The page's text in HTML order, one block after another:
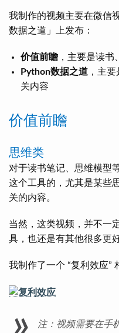
我制作的视频主要在微信
数据之道」上发布：
价值前瞻 ，主要是读
Python数据之道 ，主
关内容
价值前瞻
思维类
对于读书笔记、思维模型
这个工具的，尤其是某些
关的内容。
当然，这类视频，并不一
具，也还是有其他很多更
我制作了一个 “复利效应”
注：视频需要在手